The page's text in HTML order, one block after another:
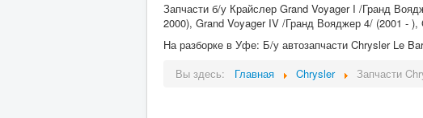
Запчасти б/у Крайслер Grand Voyager I /Гранд
2000), Grand Voyager IV /Гранд Вояджер 4/ (2001 -
На разборке в Уфе: Б/у автозапчасти Chrysler Le
Вы здесь:
Главная Chrysler Запчасти